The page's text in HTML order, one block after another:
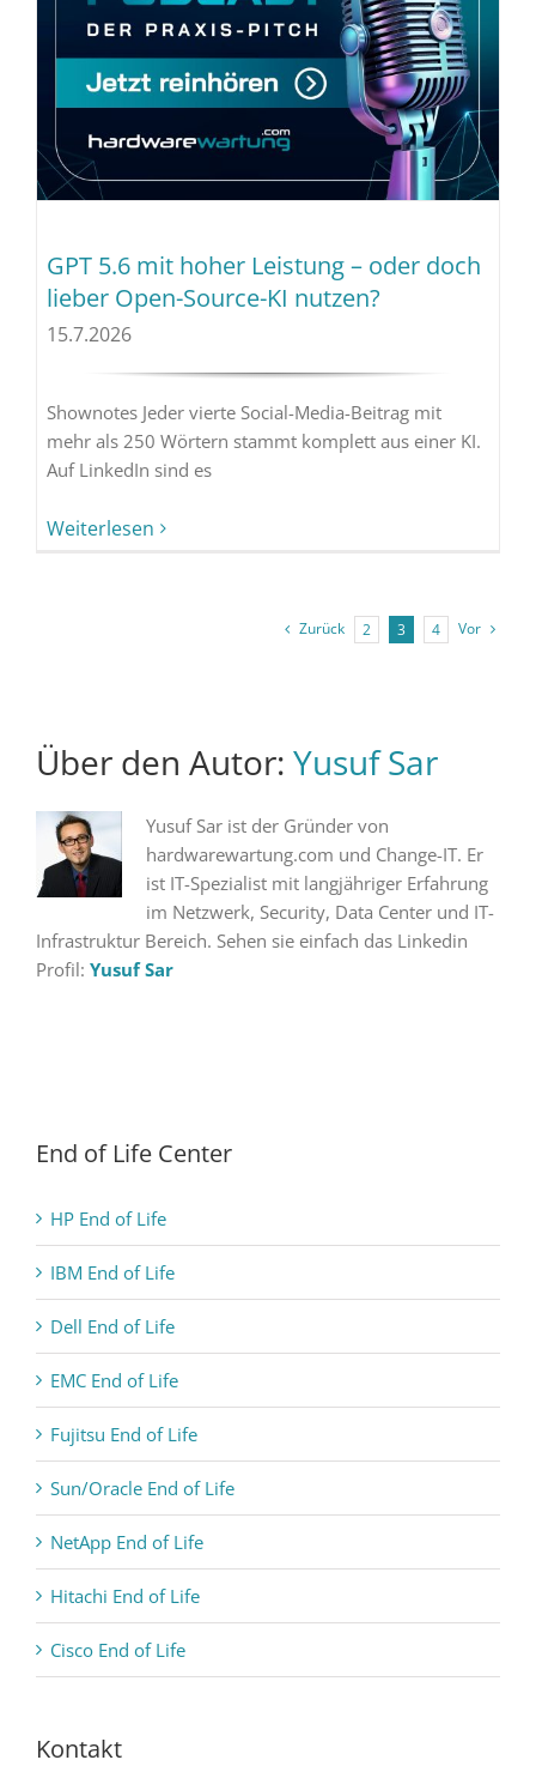
GPT 5.6 mit hoher Leistung – oder doch
lieber Open-Source-KI nutzen?
15.7.2026
Shownotes Jeder vierte Social-Media-Beitrag mit
mehr als 250 Wörtern stammt komplett aus einer KI.
Auf LinkedIn sind es
Weiterlesen
Zurück 2 3 4 Vor
Über den Autor: Yusuf Sar
Yusuf Sar ist der Gründer von
hardwarewartung.com und Change-IT. Er
ist IT-Spezialist mit langjähriger Erfahrung
im Netzwerk, Security, Data Center und IT-
Infrastruktur Bereich. Sehen sie einfach das Linkedin
Profil: Yusuf Sar
End of Life Center
HP End of Life
IBM End of Life
Dell End of Life
EMC End of Life
Fujitsu End of Life
Sun/Oracle End of Life
NetApp End of Life
Hitachi End of Life
Cisco End of Life
Kontakt